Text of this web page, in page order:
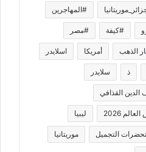
#المهاجرين
#كيفة #مصر
الذهب أمريكا اسلايدر
ذ سلايدر
الدين القذافي
2026 ليبيا
التجميل موريتانيا